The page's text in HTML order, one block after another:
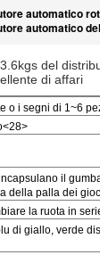
automatico
automatico
del
di affari
o i segni di 1~6
il
della palla dei
la ruota in
di giallo, verde